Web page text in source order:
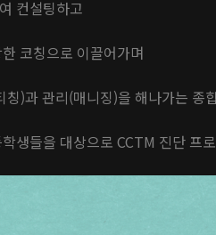
컨설팅하고
코칭으로 이끌어가며
칭)과 관리(매니징)을 해나가는 종
생들을 대상으로 CCTM 진단 프